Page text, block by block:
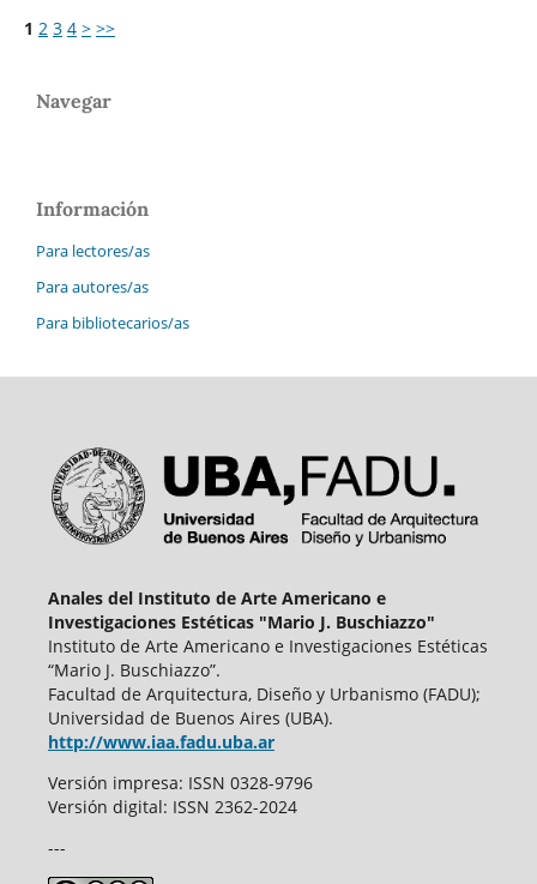
1 2 3 4 > >>
Navegar
Información
Para lectores/as
Para autores/as
Para bibliotecarios/as
Anales del Instituto de Arte Americano e
Investigaciones Estéticas "Mario J. Buschiazzo"
Instituto de Arte Americano e Investigaciones Estéticas
“Mario J. Buschiazzo”.
Facultad de Arquitectura, Diseño y Urbanismo (FADU);
Universidad de Buenos Aires (UBA).
http://www.iaa.fadu.uba.ar
Versión impresa: ISSN 0328-9796
Versión digital: ISSN 2362-2024
---